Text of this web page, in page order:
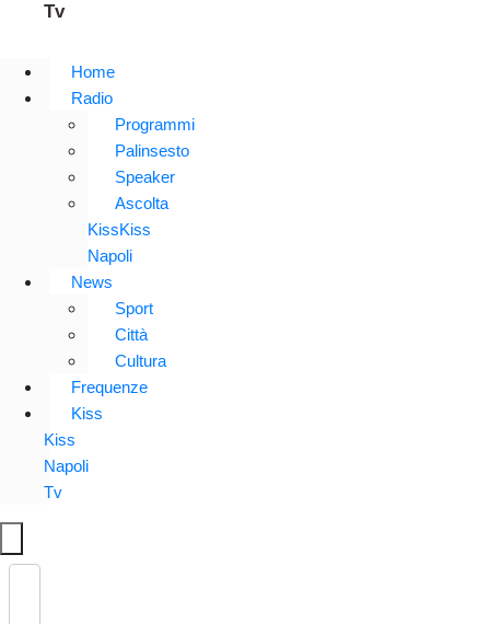
Tv
Home
Radio
Programmi
Palinsesto
Speaker
Ascolta
KissKiss
Napoli
News
Sport
Città
Cultura
Frequenze
Kiss
Kiss
Napoli
Tv